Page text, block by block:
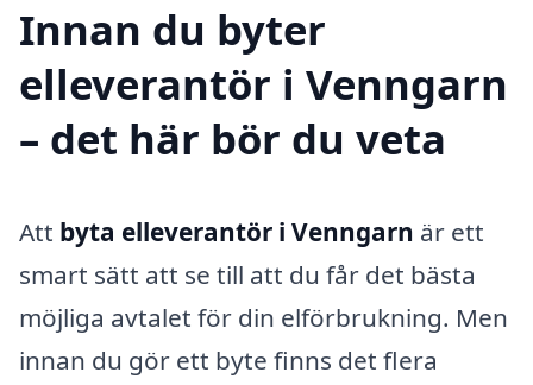
Innan du byter
elleverantör i Venngarn
– det här bör du veta
Att byta elleverantör i Venngarn är ett
smart sätt att se till att du får det bästa
möjliga avtalet för din elförbrukning. Men
innan du gör ett byte finns det flera